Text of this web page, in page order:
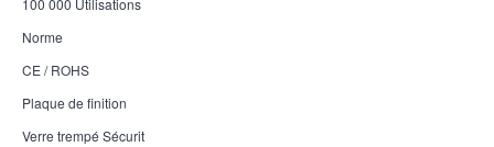
100 000 Utilisations
Norme
CE / ROHS
Plaque de finition
Verre trempé Sécurit